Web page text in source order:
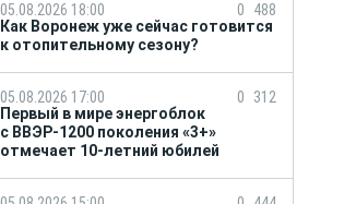
05.08.2026 18:00 0
488
Как Воронеж уже сейчас готовится
к отопительному сезону?
05.08.2026 17:00 0
312
Первый в мире энергоблок
с ВВЭР-1200 поколения «3+»
отмечает 10-летний юбилей